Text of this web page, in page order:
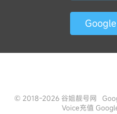
© 2018-2026 谷姐靓号网
Voice充值